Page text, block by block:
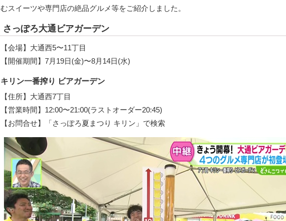
むスイーツや専門店の絶品グルメ等をご紹介しました。
さっぽろ大通ビアガーデン
【会場】大通西5〜11丁目
【開催期間】7月19日(金)〜8月14日(水)
キリン一番搾り ビアガーデン
【住所】大通西7丁目
【営業時間】12:00〜21:00(ラストオーダー20:45)
【お問合せ】「さっぽろ夏まつり キリン」で検索